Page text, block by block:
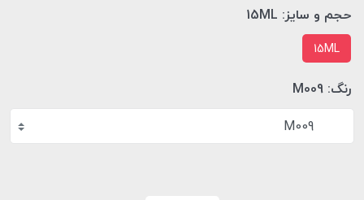
حجم و سایز: 15ML
15ML
رنگ: M009
M009